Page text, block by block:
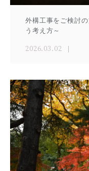
外構工事をご検討
う考え方～
2026.03.02